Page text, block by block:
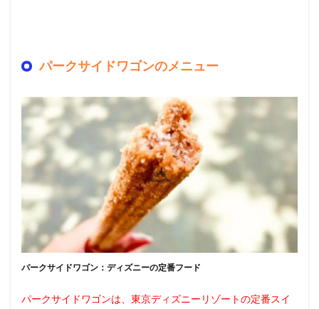
パークサイドワゴンのメニュー
パークサイドワゴン：ディズニーの定番フード
パークサイドワゴンは、東京ディズニーリゾートの定番スイ